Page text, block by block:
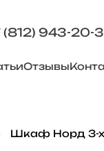
(812) 943-20-
Отзывы
Шкаф Норд 3-х